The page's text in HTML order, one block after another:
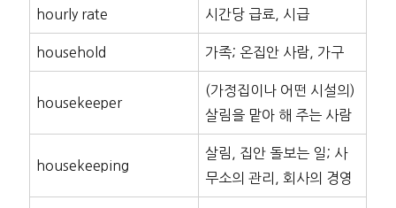
hourly rate 시간당 급료, 시급
household 가족; 온집안 사람, 가구
housekeeper
(가정집이나 어떤 시설의)
살림을 맡아 해 주는 사람
housekeeping
살림, 집안 돌보는 일; 사
무소의 관리, 회사의 경영